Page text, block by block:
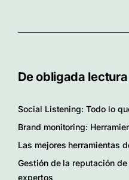
De obligada lectura
Social Listening: Todo lo
Brand monitoring:
Las mejores herramientas
Gestión de la reputación
expertos